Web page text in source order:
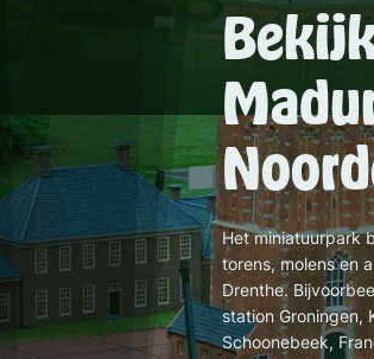
Het miniatuurpark
torens, molens en
Drenthe.
station Groningen,
Schoonebeek,